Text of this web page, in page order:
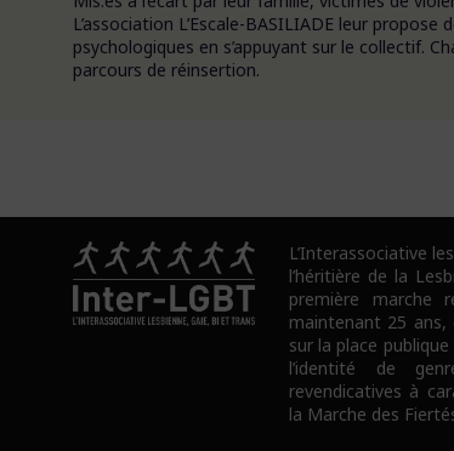
L’association L’Escale-BASILIADE leur
psychologiques en s’appuyant sur le collectif.
parcours de réinsertion.
L’Interassociative
l’héritière de la
première marche
maintenant 25 ans,
sur la place
l’identité de
revendicatives à
la Marche des